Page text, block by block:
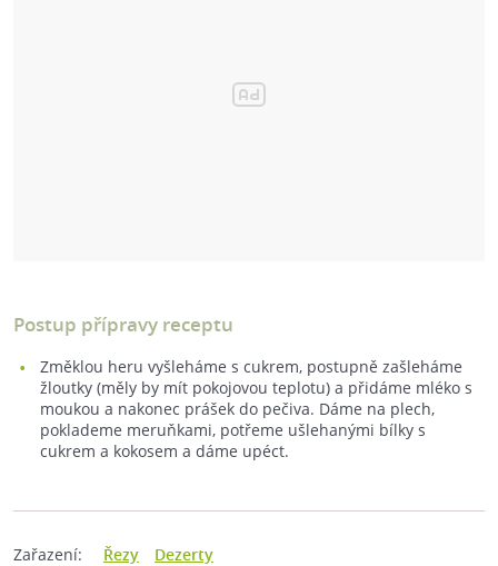
Postup přípravy receptu
Změklou heru vyšleháme s cukrem, postupně zašleháme
žloutky (měly by mít pokojovou teplotu) a přidáme mléko s
moukou a nakonec prášek do pečiva. Dáme na plech,
poklademe meruňkami, potřeme ušlehanými bílky s
cukrem a kokosem a dáme upéct.
Zařazení: Řezy Dezerty